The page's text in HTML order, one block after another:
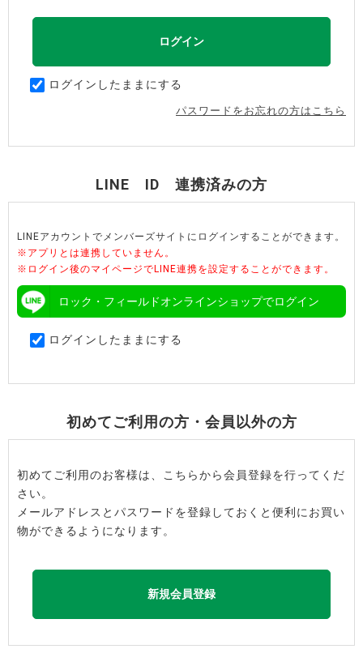
ログインしたままにする
パスワードをお忘れの方はこちら
LINE ID 連携済みの方
LINEアカウントでメンバーズサイトにログインすることができます。
※アプリとは連携していません。
※ログイン後のマイページでLINE連携を設定することができます。
ロック・フィールドオンラインショップでログイン
ログインしたままにする
初めてご利用の方・会員以外の方
初めてご利用のお客様は、こちらから会員登録を行ってくだ
さい。
メールアドレスとパスワードを登録しておくと便利にお買い
物ができるようになります。